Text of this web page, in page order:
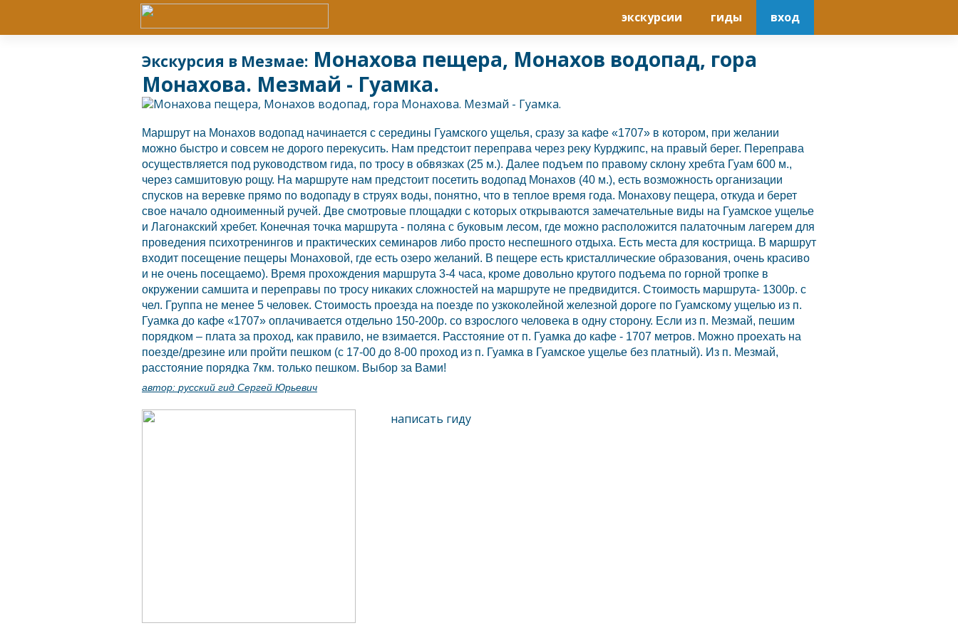
экскурсии гиды вход
Экскурсия в Мезмае: Монахова пещера, Монахов водопад, гора
Монахова. Мезмай - Гуамка.
Маршрут на Монахов водопад начинается с середины Гуамского ущелья, сразу за кафе «1707» в котором, при желании
можно быстро и совсем не дорого перекусить. Нам предстоит переправа через реку Курджипс, на правый берег. Переправа
осуществляется под руководством гида, по тросу в обвязках (25 м.). Далее подъем по правому склону хребта Гуам 600 м.,
через самшитовую рощу. На маршруте нам предстоит посетить водопад Монахов (40 м.), есть возможность организации
спусков на веревке прямо по водопаду в струях воды, понятно, что в теплое время года. Монахову пещера, откуда и берет
свое начало одноименный ручей. Две смотровые площадки с которых открываются замечательные виды на Гуамское ущелье
и Лагонакский хребет. Конечная точка маршрута - поляна с буковым лесом, где можно расположится палаточным лагерем для
проведения психотренингов и практических семинаров либо просто неспешного отдыха. Есть места для кострища. В маршрут
входит посещение пещеры Монаховой, где есть озеро желаний. В пещере есть кристаллические образования, очень красиво
и не очень посещаемо). Время прохождения маршрута 3-4 часа, кроме довольно крутого подъема по горной тропке в
окружении самшита и переправы по тросу никаких сложностей на маршруте не предвидится. Стоимость маршрута- 1300р. с
чел. Группа не менее 5 человек. Стоимость проезда на поезде по узкоколейной железной дороге по Гуамскому ущелью из п.
Гуамка до кафе «1707» оплачивается отдельно 150-200р. со взрослого человека в одну сторону. Если из п. Мезмай, пешим
порядком – плата за проход, как правило, не взимается. Расстояние от п. Гуамка до кафе - 1707 метров. Можно проехать на
поезде/дрезине или пройти пешком (c 17-00 до 8-00 проход из п. Гуамка в Гуамское ущелье без платный). Из п. Мезмай,
расстояние порядка 7км. только пешком. Выбор за Вами!
автор: русский гид Сергей Юрьевич
написать гиду